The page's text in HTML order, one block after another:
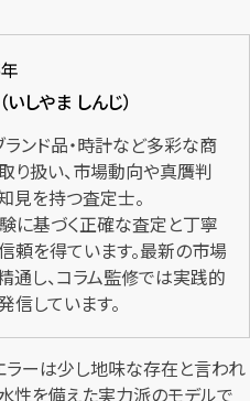
しやま しんじ）
ランド品・時計など多彩な商
り扱い、市場動向や真贋判
見を持つ査定士。
に基づく正確な査定と丁寧
頼を得ています。最新の市場
通し、コラム監修では実践的
信しています。
ラーは少し地味な存在と言われ
性を備えた実力派のモデルで